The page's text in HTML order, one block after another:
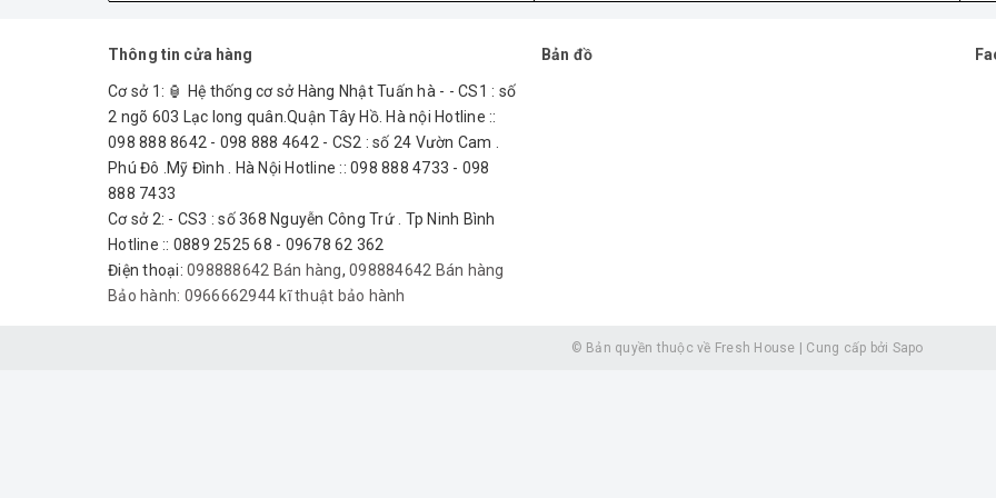
Thông tin cửa hàng
Cơ sở 1: 🏮 Hệ thống cơ sở Hàng Nhật Tuấn hà - - CS1 : số
2 ngõ 603 Lạc long quân.Quận Tây Hồ. Hà nội Hotline ::
098 888 8642 - 098 888 4642 - CS2 : số 24 Vườn Cam .
Phú Đô .Mỹ Đình . Hà Nội Hotline :: 098 888 4733 - 098
888 7433
Cơ sở 2: - CS3 : số 368 Nguyễn Công Trứ . Tp Ninh Bình
Hotline :: 0889 2525 68 - 09678 62 362
Điện thoại: 098888642 Bán hàng, 098884642 Bán hàng
Bảo hành: 0966662944 kĩ thuật bảo hành
Bản đồ
© Bản quyền thuộc về Fresh House | Cung cấp bởi Sapo